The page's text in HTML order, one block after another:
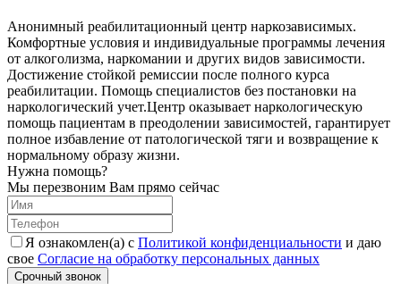
Анонимный реабилитационный центр наркозависимых.
Комфортные условия и индивидуальные программы лечения
от алкоголизма, наркомании и других видов зависимости.
Достижение стойкой ремиссии после полного курса
реабилитации. Помощь специалистов без постановки на
наркологический учет.Центр оказывает наркологическую
помощь пациентам в преодолении зависимостей, гарантирует
полное избавление от патологической тяги и возвращение к
нормальному образу жизни.
Нужна помощь?
Мы перезвоним Вам прямо сейчас
Я ознакомлен(а) с Политикой конфиденциальности и даю
свое Согласие на обработку персональных данных
Срочный звонок